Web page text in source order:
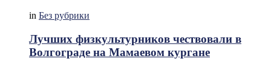
in Без рубрики
Лучших физкультурников чествовали в
Волгограде на Мамаевом кургане